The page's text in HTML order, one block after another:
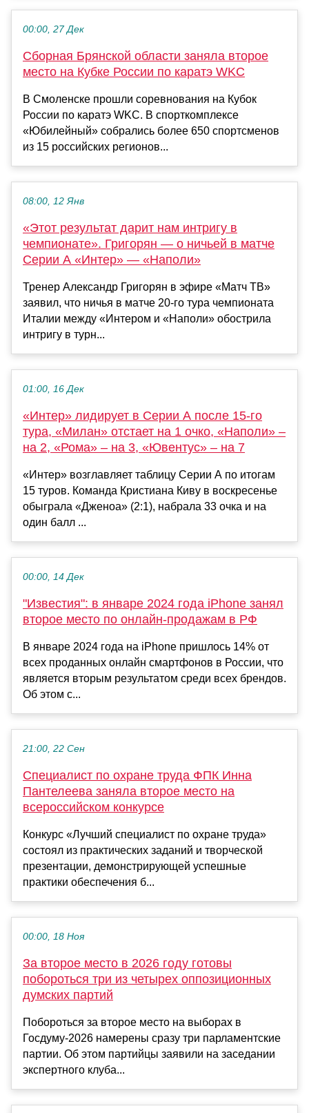
00:00, 27 Дек
Сборная Брянской области заняла второе
место на Кубке России по каратэ WKC
В Смоленске прошли соревнования на Кубок
России по каратэ WKC. В спорткомплексе
«Юбилейный» собрались более 650 спортсменов
из 15 российских регионов...
08:00, 12 Янв
«Этот результат дарит нам интригу в
чемпионате». Григорян — о ничьей в матче
Серии А «Интер» — «Наполи»
Тренер Александр Григорян в эфире «Матч ТВ»
заявил, что ничья в матче 20‑го тура чемпионата
Италии между «Интером и «Наполи» обострила
интригу в турн...
01:00, 16 Дек
«Интер» лидирует в Серии А после 15-го
тура, «Милан» отстает на 1 очко, «Наполи» –
на 2, «Рома» – на 3, «Ювентус» – на 7
«Интер» возглавляет таблицу Серии А по итогам
15 туров. Команда Кристиана Киву в воскресенье
обыграла «Дженоа» (2:1), набрала 33 очка и на
один балл ...
00:00, 14 Дек
"Известия": в январе 2024 года iPhone занял
второе место по онлайн-продажам в РФ
В январе 2024 года на iPhone пришлось 14% от
всех проданных онлайн смартфонов в России, что
является вторым результатом среди всех брендов.
Об этом с...
21:00, 22 Сен
Специалист по охране труда ФПК Инна
Пантелеева заняла второе место на
всероссийском конкурсе
Конкурс «Лучший специалист по охране труда»
состоял из практических заданий и творческой
презентации, демонстрирующей успешные
практики обеспечения б...
00:00, 18 Ноя
За второе место в 2026 году готовы
побороться три из четырех оппозиционных
думских партий
Побороться за второе место на выборах в
Госдуму-2026 намерены сразу три парламентские
партии. Об этом партийцы заявили на заседании
экспертного клуба...